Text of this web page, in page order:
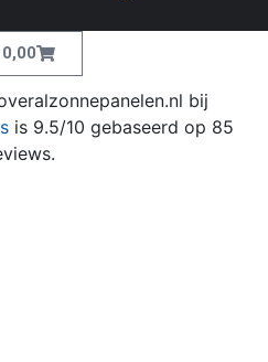
bij
is 9.5/10 gebaseerd op 85